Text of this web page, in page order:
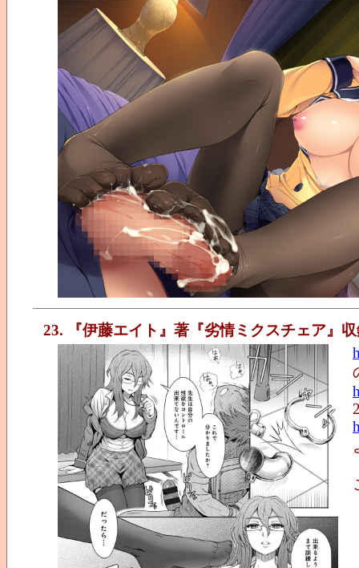
23. 『伊藤エイト』著『劣情ミクスチェア』